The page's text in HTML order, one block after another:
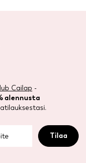
Cailap -
alennusta